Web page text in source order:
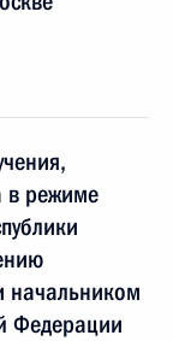
в режиме
начальником
Федерации